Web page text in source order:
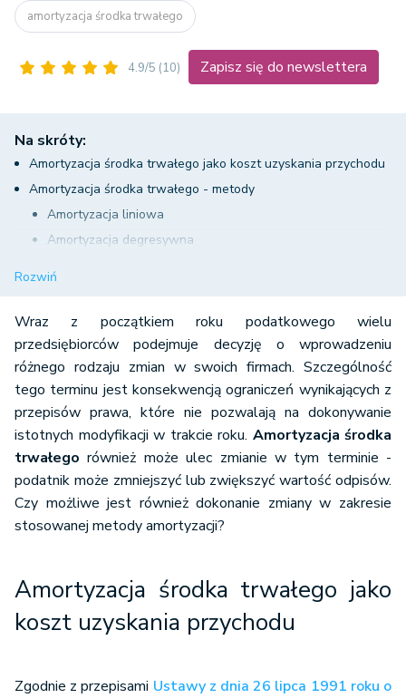
amortyzacja środka trwałego
4.9/5 (10) Zapisz się do newslettera
Na skróty:
Amortyzacja środka trwałego jako koszt uzyskania przychodu
Amortyzacja środka trwałego - metody
Amortyzacja liniowa
Amortyzacja degresywna
Amortyzacja środka trwałego - jakie zmiany są możliwe?
Podwyższenie stawki amortyzacji środka trwałego
Rozwiń
Wraz z początkiem roku podatkowego wielu
przedsiębiorców podejmuje decyzję o wprowadzeniu
różnego rodzaju zmian w swoich firmach. Szczególność
tego terminu jest konsekwencją ograniczeń wynikających z
przepisów prawa, które nie pozwalają na dokonywanie
istotnych modyfikacji w trakcie roku. Amortyzacja środka
trwałegorównież może ulec zmianie w tym terminie -
podatnik może zmniejszyć lub zwiększyć wartość odpisów.
Czy możliwe jest również dokonanie zmiany w zakresie
stosowanej metody amortyzacji?
Amortyzacja środka trwałego jako
koszt uzyskania przychodu
Zgodnie z przepisami Ustawy z dnia 26 lipca 1991 roku o